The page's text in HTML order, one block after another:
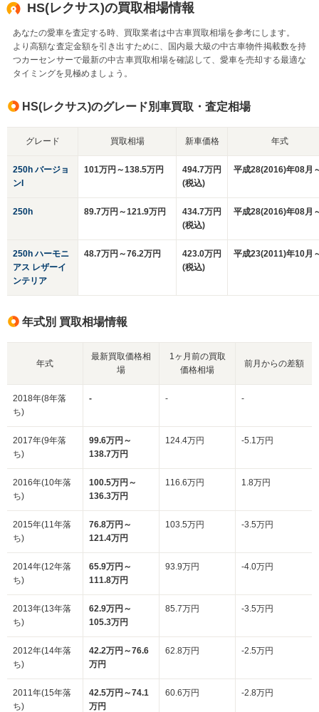
HS(レクサス)の買取相場情報
あなたの愛車を査定する時、買取業者は中古車買取相場を参考にします。
より高額な査定金額を引き出すために、国内最大級の中古車物件掲載数を持
つカーセンサーで最新の中古車買取相場を確認して、愛車を売却する最適な
タイミングを見極めましょう。
HS(レクサス)のグレード別車買取・査定相場
グレード 買取相場 新車価格 年式
250h バージョ
ンI
101万円～138.5万円
494.7万円
(税込)
平成28(2016)年08月
250h 89.7万円～121.9万円
434.7万円
(税込)
平成28(2016)年08月
250h ハーモニ
アス レザーイ
ンテリア
48.7万円～76.2万円
423.0万円
(税込)
平成23(2011)年10月
年式別 買取相場情報
年式
最新買取価格相
場
1ヶ月前の買取
価格相場
前月からの差額
2018年(8年落
ち)
- - -
2017年(9年落
ち)
99.6万円～
138.7万円
124.4万円 -5.1万円
2016年(10年落
ち)
100.5万円～
136.3万円
116.6万円 1.8万円
2015年(11年落
ち)
76.8万円～
121.4万円
103.5万円 -3.5万円
2014年(12年落
ち)
65.9万円～
111.8万円
93.9万円 -4.0万円
2013年(13年落
ち)
62.9万円～
105.3万円
85.7万円 -3.5万円
2012年(14年落
ち)
42.2万円～76.6
万円
62.8万円 -2.5万円
2011年(15年落
ち)
42.5万円～74.1
万円
60.6万円 -2.8万円